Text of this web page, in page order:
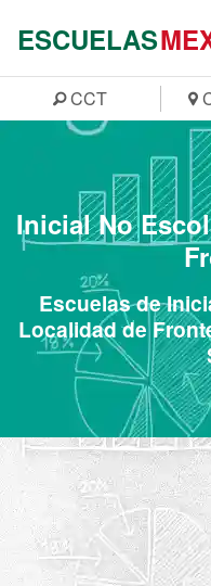
ESCUELAS
CCT
Inicial No
Escuelas de
Localidad de